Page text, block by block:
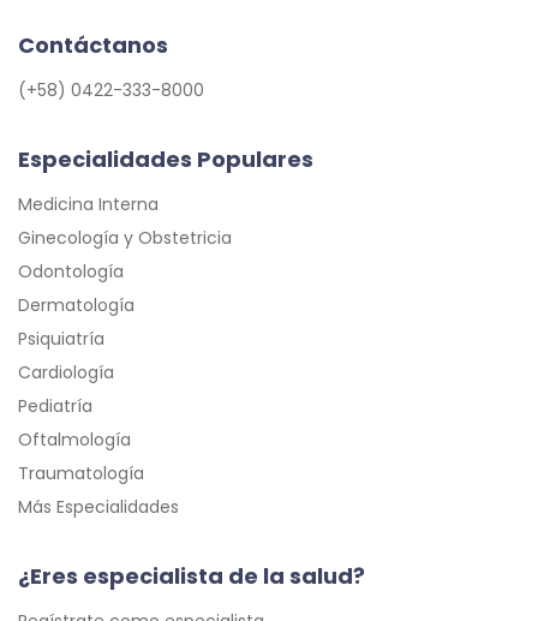
Contáctanos
(+58) 0422-333-8000
Especialidades Populares
Medicina Interna
Ginecología y Obstetricia
Odontología
Dermatología
Psiquiatría
Cardiología
Pediatría
Oftalmología
Traumatología
Más Especialidades
¿Eres especialista de la salud?